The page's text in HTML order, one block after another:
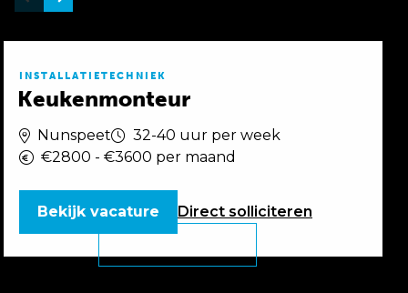
INSTALLATIETECHNIEK
Keukenmonteur
Nunspeet
32-40 uur per week
€2800 - €3600 per maand
Direct solliciteren
Bekijk vacature